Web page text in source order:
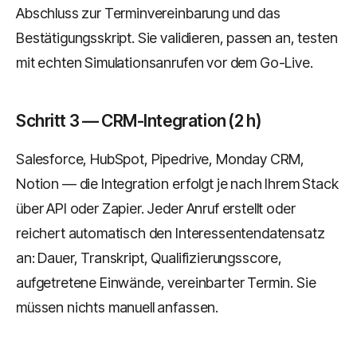
Abschluss zur Terminvereinbarung und das
Bestätigungsskript. Sie validieren, passen an, testen
mit echten Simulationsanrufen vor dem Go-Live.
Schritt 3 — CRM-Integration (2 h)
Salesforce, HubSpot, Pipedrive, Monday CRM,
Notion — die Integration erfolgt je nach Ihrem Stack
über API oder Zapier. Jeder Anruf erstellt oder
reichert automatisch den Interessentendatensatz
an: Dauer, Transkript, Qualifizierungsscore,
aufgetretene Einwände, vereinbarter Termin. Sie
müssen nichts manuell anfassen.